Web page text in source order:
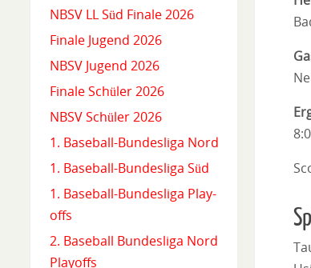
8:0
NBSV LL Süd Finale 2026
Finale Jugend 2026
NBSV Jugend 2026
Finale Schüler 2026
NBSV Schüler 2026
1. Baseball-Bundesliga Nord
1. Baseball-Bundesliga Süd
1. Baseball-Bundesliga Play-
offs
2. Baseball Bundesliga Nord
Playoffs